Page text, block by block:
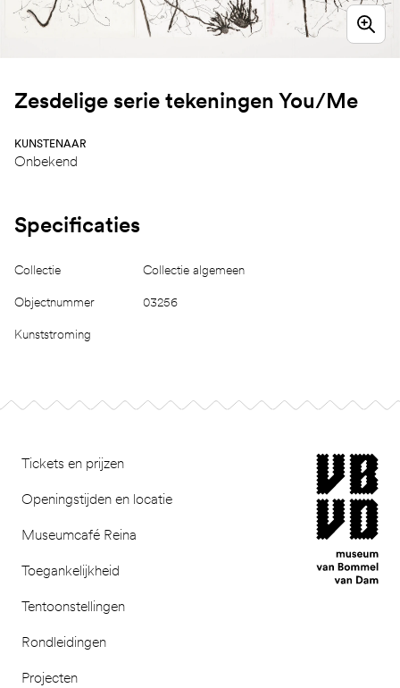
Zesdelige serie tekeningen You/Me
KUNSTENAAR
Onbekend
Specificaties
Collectie Collectie algemeen
Objectnummer 03256
Kunststroming
Tickets en prijzen
Openingstijden en locatie
Museumcafé Reina
Toegankelijkheid
Tentoonstellingen
Rondleidingen
Projecten
museum van